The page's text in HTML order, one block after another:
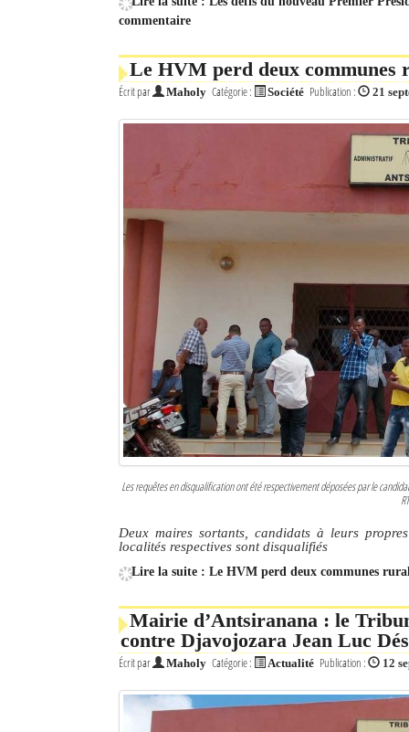
commentaire
Le HVM perd deux communes
Écrit par Maholy Catégorie : Société Publication : 21
Les requêtes en disqualification ont été respectivement déposées par le
Deux maires sortants, candidats à leurs
localités respectives sont disqualifiés
Lire la suite : Le HVM perd deux communes
Mairie d’Antsiranana : le
contre Djavojozara Jean Luc
Écrit par Maholy Catégorie : Actualité Publication : 12